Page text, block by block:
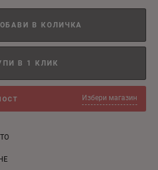
В КОЛИЧКА
В 1 КЛИК
Избери магазин